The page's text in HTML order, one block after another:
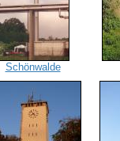
Schönwalde